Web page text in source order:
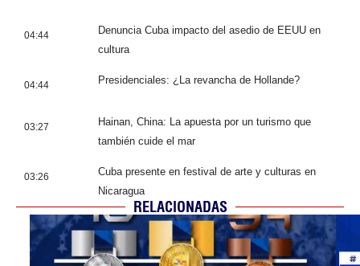
04:44
Denuncia Cuba impacto del asedio de EEUU en
cultura
04:44 Presidenciales: ¿La revancha de Hollande?
03:27
Hainan, China: La apuesta por un turismo que
también cuide el mar
03:26
Cuba presente en festival de arte y culturas en
Nicaragua
RELACIONADAS